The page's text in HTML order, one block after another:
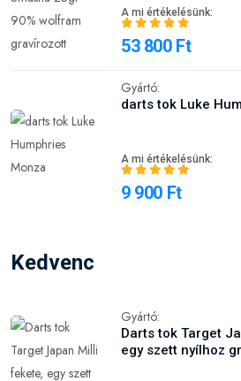
A mi értékelésünk:
53 800 Ft
Gyártó:
darts tok Luke
A mi értékelésünk:
9 900 Ft
Kedvenc
Gyártó:
Darts tok Target
egy szett nyílhoz